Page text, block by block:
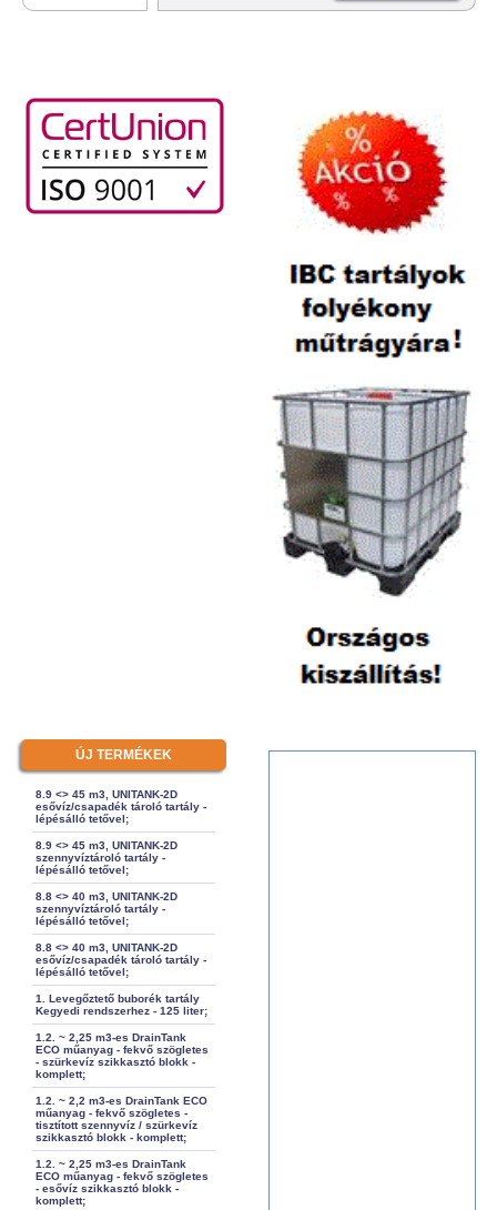
ÚJ TERMÉKEK
8.9 <> 45 m3, UNITANK-2D
esővíz/csapadék tároló tartály -
lépésálló tetővel;
8.9 <> 45 m3, UNITANK-2D
szennyvíztároló tartály -
lépésálló tetővel;
8.8 <> 40 m3, UNITANK-2D
szennyvíztároló tartály -
lépésálló tetővel;
8.8 <> 40 m3, UNITANK-2D
esővíz/csapadék tároló tartály -
lépésálló tetővel;
1. Levegőztető buborék tartály
Kegyedi rendszerhez - 125 liter;
1.2. ~ 2,25 m3-es DrainTank
ECO műanyag - fekvő szögletes
- szürkevíz szikkasztó blokk -
komplett;
1.2. ~ 2,2 m3-es DrainTank ECO
műanyag - fekvő szögletes -
tisztított szennyvíz / szürkevíz
szikkasztó blokk - komplett;
1.2. ~ 2,25 m3-es DrainTank
ECO műanyag - fekvő szögletes
- esővíz szikkasztó blokk -
komplett;